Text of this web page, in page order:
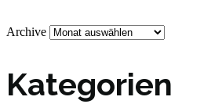
Archive
Kategorien